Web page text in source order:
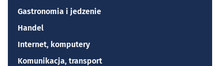
Gastronomia i jedzenie
Handel
Internet, komputery
Komunikacja, transport